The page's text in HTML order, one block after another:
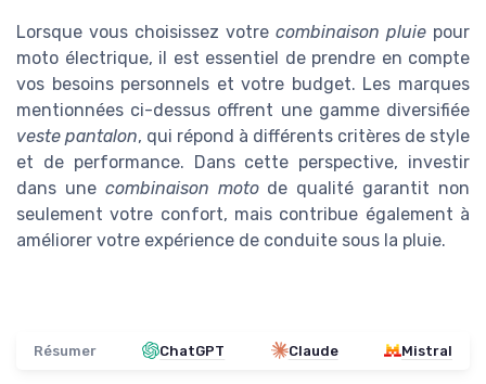
Lorsque vous choisissez votre combinaison pluie pour
moto électrique, il est essentiel de prendre en compte
vos besoins personnels et votre budget. Les marques
mentionnées ci-dessus offrent une gamme diversifiée
veste pantalon, qui répond à différents critères de style
et de performance. Dans cette perspective, investir
dans une combinaison motode qualité garantit non
seulement votre confort, mais contribue également à
améliorer votre expérience de conduite sous la pluie.
Résumer ChatGPT Claude Mistral